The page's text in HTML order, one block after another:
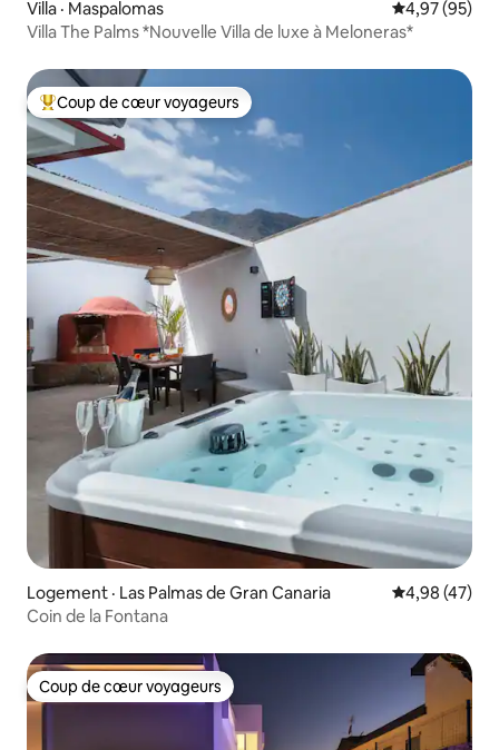
Villa · Maspalomas Note
4,97 (95)
Villa The Palms *Nouvelle Villa de luxe à Meloneras*
Coup de cœur voyageurs parmi les plus aimés
Coup de cœur voyageurs
Logement · Las Palmas de Gran Canaria Note
4,98 (47)
Coin de la Fontana
Coup de cœur voyageurs
Coup de cœur voyageurs